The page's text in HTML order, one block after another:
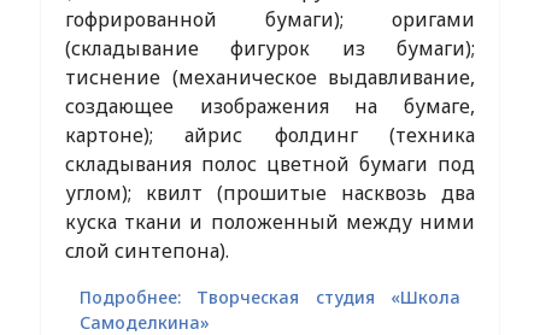
гофрированной бумаги); оригами
(складывание фигурок из бумаги);
тиснение (механическое выдавливание,
создающее изображения на бумаге,
картоне); айрис фолдинг (техника
складывания полос цветной бумаги под
углом); квилт (прошитые насквозь два
куска ткани и положенный между ними
слой синтепона).
Подробнее: Творческая студия «Школа
Самоделкина»